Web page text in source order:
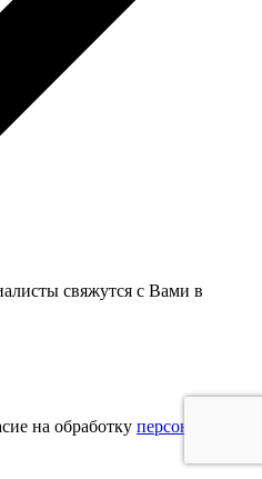
свяжутся с Вами в
на обработку персональных